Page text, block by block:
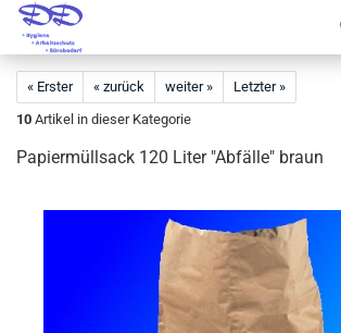
« Erster « zurück weiter »
Letzter »
10 Artikel in dieser Kategorie
Papiermüllsack 120 Liter "Abfälle" braun